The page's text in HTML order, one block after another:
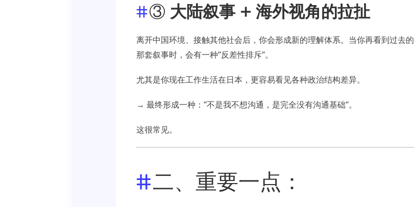
③ 大陆叙事 + 海外视角的拉扯
离开中国环境、接触其他社会后，你会形成新的理解体系。当你再看到过去的
那套叙事时，会有一种“反差性排斥”。
尤其是你现在工作生活在日本，更容易看见各种政治结构差异。
→ 最终形成一种：“不是我不想沟通，是完全没有沟通基础”。
这很常见。
二、重要一点：